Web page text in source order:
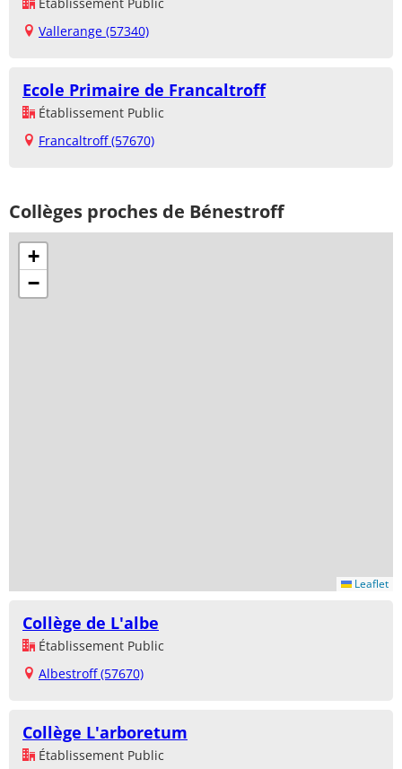
Vallerange (57340)
Ecole Primaire de Francaltroff
Établissement Public
Francaltroff (57670)
Collèges proches de Bénestroff
+
−
Leaflet
Collège de L'albe
Établissement Public
Albestroff (57670)
Collège L'arboretum
Établissement Public